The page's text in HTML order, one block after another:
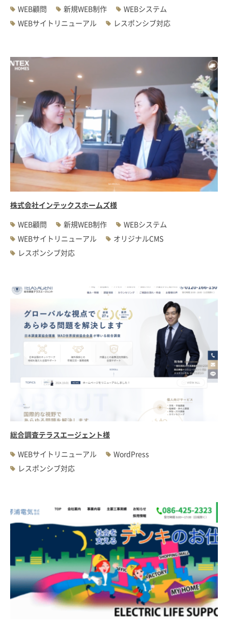
#病院・クリニック・医療
#集客サポート #広告運用
WEB顧問
新規WEB制作
WEBシステム
WEBサイトリニューアル
レスポンシブ対応
株式会社インテックスホームズ様
WEB顧問
新規WEB制作
WEBシステム
WEBサイトリニューアル
オリジナルCMS
レスポンシブ対応
総合調査テラスエージェント様
WEBサイトリニューアル
WordPress
レスポンシブ対応